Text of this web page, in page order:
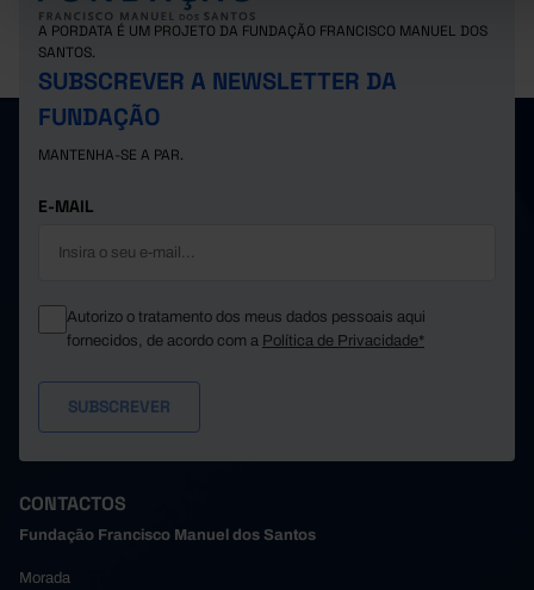
A PORDATA É UM PROJETO DA FUNDAÇÃO FRANCISCO MANUEL DOS
SANTOS.
SUBSCREVER A NEWSLETTER DA
FUNDAÇÃO
MANTENHA-SE A PAR.
E-MAIL
Autorizo o tratamento dos meus dados pessoais aqui
fornecidos, de acordo com a Política de Privacidade*
CONTACTOS
Fundação Francisco Manuel dos Santos
Morada